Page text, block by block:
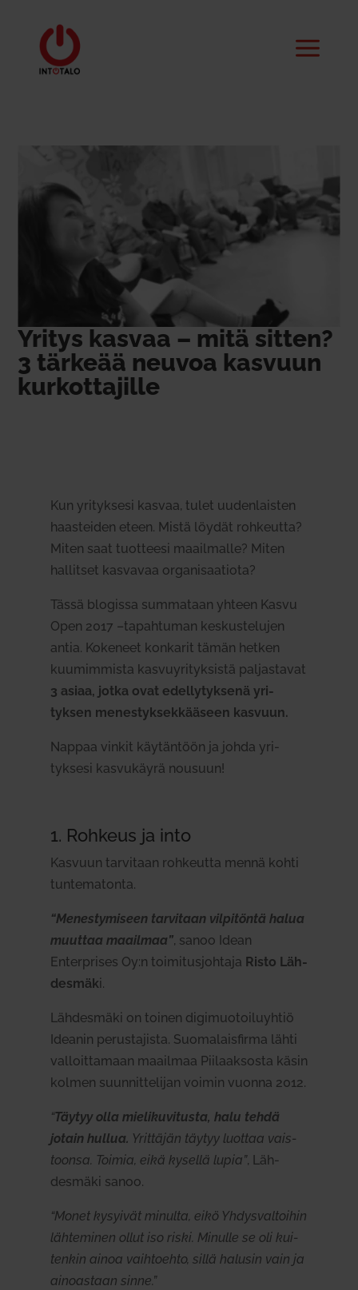
Yritys kasvaa – mitä sitten?
3 tärkeää neuvoa kasvuun
kur­kot­ta­jille
Kun yri­tyksesi kasvaa, tulet uuden­laisten
haas­teiden eteen. Mistä löydät roh­keutta?
Miten saat tuot­teesi maa­il­malle? Miten
hal­litset kas­vavaa orga­ni­saa­tiota?
Tässä blo­gissa sum­mataan yhteen Kasvu
Open 2017 –tapah­tuman kes­kus­te­lujen
antia. Kokeneet kon­karit tämän hetken
kuu­mim­mista kas­vu­yri­tyk­sistä pal­jas­tavat
3 asiaa, jotka ovat edel­ly­tyksenä yri­
tyksen menes­tyk­sek­kääseen kasvuun.
Nappaa vinkit käy­täntöön ja johda yri­
tyksesi kas­vu­käyrä nousuun!
1. Rohkeus ja into
Kasvuun tar­vitaan roh­keutta mennä kohti
tun­te­ma­tonta.
“Menes­ty­miseen tar­vitaan vil­pi­töntä halua
muuttaa maa­ilmaa”, sanoo Idean
Enterprises Oy:n toi­mi­tus­johtaja Risto Läh­
desmäki.
Läh­desmäki on toinen digi­muo­toi­lu­yhtiö
Ideanin perus­ta­jista. Suo­ma­lais­firma lähti
val­loit­tamaan maa­ilmaa Pii­laak­sosta käsin
kolmen suun­nit­te­lijan voimin vuonna 2012.
“Täytyy olla mie­li­ku­vi­tusta, halu tehdä
jotain hullua. Yrit­täjän täytyy luottaa vais­
toonsa. Toimia, eikä kysellä lupia”, Läh­
desmäki sanoo.
“Monet kysyivät minulta, eikö Yhdys­val­toihin
läh­te­minen ollut iso riski. Minulle se oli kui­
tenkin ainoa vaih­toehto, sillä halusin vain ja
ainoastaan sinne.”